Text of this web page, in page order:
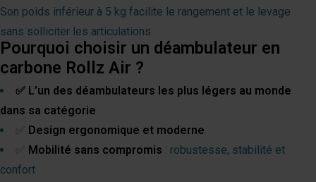
Son poids inférieur à 5 kg facilite le rangement et le levage
sans solliciter les articulations.
Pourquoi choisir un déambulateur en
carbone Rollz Air ?
✅ L’un des déambulateurs les plus légers au monde
dans sa catégorie
✅ Design ergonomique et moderne
✅ Mobilité sans compromis : robustesse, stabilité et
confort